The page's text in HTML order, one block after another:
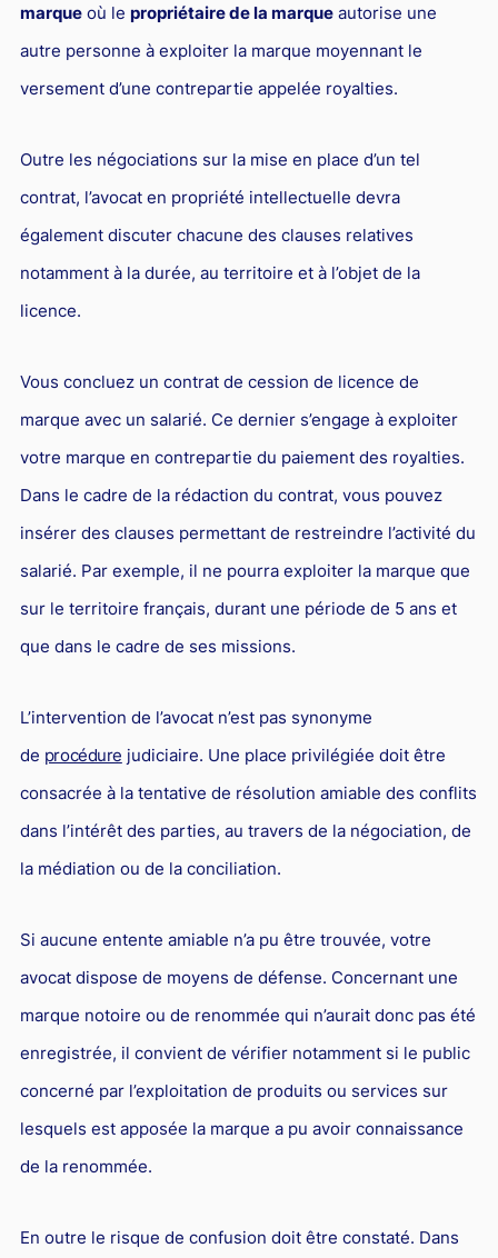
marqueoù le propriétaire de la marqueautorise une
autre personne à exploiter la marque moyennant le
versement d’une contrepartie appelée royalties.
Outre les négociations sur la mise en place d’un tel
contrat, l’avocat en propriété intellectuelle devra
également discuter chacune des clauses relatives
notamment à la durée, au territoire et à l’objet de la
licence.
Vous concluez un contrat de cession de licence de
marque avec un salarié. Ce dernier s’engage à exploiter
votre marque en contrepartie du paiement des royalties.
Dans le cadre de la rédaction du contrat, vous pouvez
insérer des clauses permettant de restreindre l’activité du
salarié. Par exemple, il ne pourra exploiter la marque que
sur le territoire français, durant une période de 5 ans et
que dans le cadre de ses missions.
L’intervention de l’avocat n’est pas synonyme
de procédure judiciaire. Une place privilégiée doit être
consacrée à la tentative de résolution amiable des conflits
dans l’intérêt des parties, au travers de la négociation, de
la médiation ou de la conciliation.
Si aucune entente amiable n’a pu être trouvée, votre
avocat dispose de moyens de défense. Concernant une
marque notoire ou de renommée qui n’aurait donc pas été
enregistrée, il convient de vérifier notamment si le public
concerné par l’exploitation de produits ou services sur
lesquels est apposée la marque a pu avoir connaissance
de la renommée.
En outre le risque de confusion doit être constaté. Dans